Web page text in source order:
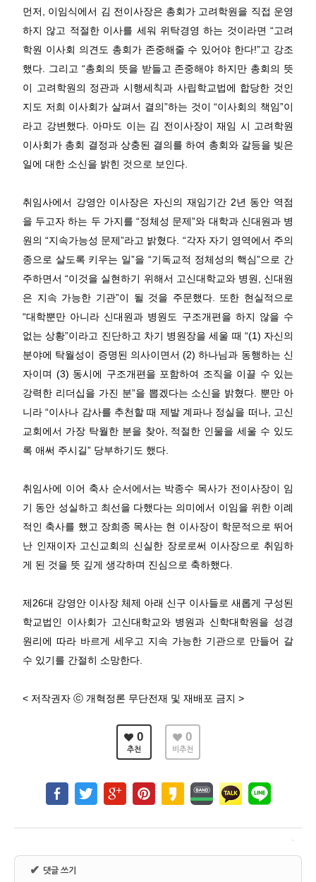
먼저
이임식에서 김 전이사장은 총회가 고려학원을 직접 운영
하지 않고 적절한 이사를 세워 위탁경영 하는 것이라면 “고려
학원 이사회 의견도 총회가 존중해줄 수 있어야 한다!”고 강조
했다
그리고 “총회의 뜻을 받들고 존중해야 하지만 총회의 뜻
이 고려학원의 정관과 시행세칙과 사립학교법에 합당한 것인
지도 저희 이사회가 살펴서 결의”하는 것이“이사회의 책임”이
라고 강변했다. 아마도 이는 김 전이사장이 재임 시 고려학원
이사회가 총회 결정과 상충된 결의를 하여 총회와 갈등을 빚은
일에 대한 소신을 밝힌 것으로 보인다
취임사에서 강영안 이사장은 자신의 재임기간 2년 동안 역점
을 두고자 하는 두 가지를“정체성 문제”와 대학과 신대원과 병
원의“지속가능성 문제”라고 밝혔다 . “각자 자기 영역에서 주의
종으로 살도록 키우는 일”을 “기독교적 정체성의 핵심”으로 간
주하면서“이것을 실현하기 위해서 고신대학교와 병원
신대원
은 지속 가능한 기관”이 될 것을 주문했다.
또한 현실적으로
“대학뿐만 아니라 신대원과 병원도 구조개편을 하지 않을 수
없는 상황”이라고 진단하고 차기 병원장을 세울 때 “(1) 자신의
분야에 탁월성이 증명된 의사이면서(2)하나님과 동행하는 신
자이며 (3) 동시에 구조개편을 포함하여 조직을 이끌 수 있는
강력한 리더십을 가진 분”을 뽑겠다는 소신을 밝혔다
뿐만 아
니라“이사나 감사를 추천할 때 제발 계파나 정실을 떠나,
고신
교회에서 가장 탁월한 분을 찾아, 적절한 인물을 세울 수 있도
록 애써 주시길” 당부하기도 했다
취임사에 이어 축사 순서에서는 박종수 목사가 전이사장이 임
기 동안 성실하고 최선을 다했다는 의미에서 이임을 위한 이례
적인 축사를 했고 장희종 목사는 현 이사장이 학문적으로 뛰어
난 인재이자 고신교회의 신실한 장로로써 이사장으로 취임하
게 된 것을 뜻 깊게 생각하며 진심으로 축하했다
제26대 강영안 이사장 체제 아래 신구 이사들로 새롭게 구성된
학교법인 이사회가 고신대학교와 병원과 신학대학원을 성경
원리에 따라 바르게 세우고 지속 가능한 기관으로 만들어 갈
수 있기를 간절히 소망한다
< 저작권자 ⓒ 개혁정론 무단전재 및 재배포 금지 >
0
추천
0
비추천
✔ 댓글 쓰기